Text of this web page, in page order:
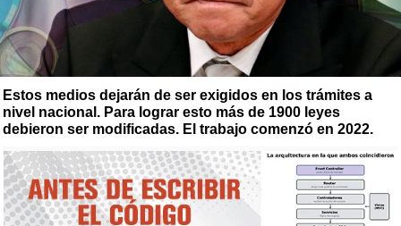
Estos medios dejarán de ser exigidos en los trámites a
nivel nacional. Para lograr esto más de 1900 leyes
debieron ser modificadas. El trabajo comenzó en 2022.